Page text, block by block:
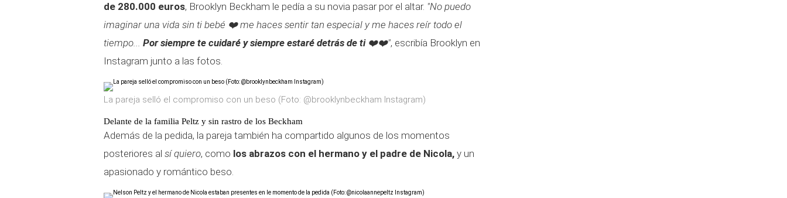
de 280.000 euros, Brooklyn Beckham le pedía a su novia pasar por el altar. "No puedo
imaginar una vida sin ti bebé ❤️ me haces sentir tan especial y me haces reír todo el
tiempo... Por siempre te cuidaré y siempre estaré detrás de ti ❤️❤️", escribía Brooklyn en
Instagram junto a las fotos.
La pareja selló el compromiso con un beso (Foto: @brooklynbeckham Instagram)
Delante de la familia Peltz y sin rastro de los Beckham
Además de la pedida, la pareja también ha compartido algunos de los momentos
posteriores al sí quiero, como los abrazos con el hermano y el padre de Nicola, y un
apasionado y romántico beso.